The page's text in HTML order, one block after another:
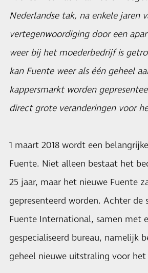
Nederlandse tak, na enkele jaren
vertegenwoordiging door een
weer bij het moederbedrijf is
kan Fuente weer als één geheel
kappersmarkt worden
direct grote veranderingen voor
1 maart 2018 wordt een
Fuente. Niet alleen bestaat het
25 jaar, maar het nieuwe Fuente
gepresenteerd worden. Achter de
Fuente International, samen met
gespecialiseerd bureau, namelijk
geheel nieuwe uitstraling voor het